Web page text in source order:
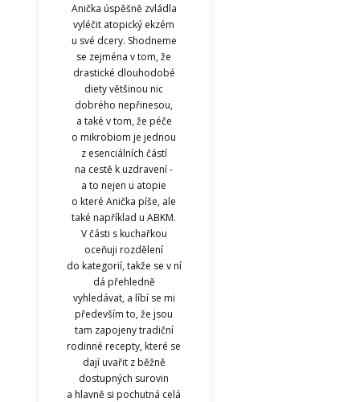
Anička úspěšně zvládla
vyléčit atopický ekzém
u své dcery. Shodneme
se zejména v tom, že
drastické dlouhodobé
diety většinou nic
dobrého nepřinesou,
a také v tom, že péče
o mikrobiom je jednou
z esenciálních částí
na cestě k uzdravení -
a to nejen u atopie
o které Anička píše, ale
také například u ABKM.
V části s kuchařkou
oceňuji rozdělení
do kategorií, takže se v ní
dá přehledně
vyhledávat, a líbí se mi
především to, že jsou
tam zapojeny tradiční
rodinné recepty, které se
dají uvařit z běžně
dostupných surovin
a hlavně si pochutná celá